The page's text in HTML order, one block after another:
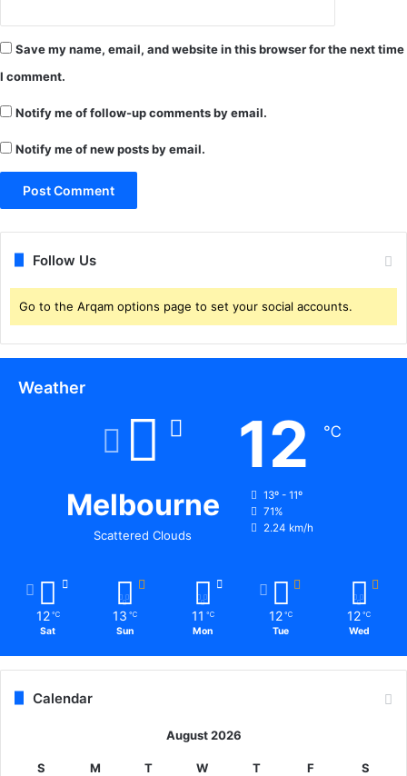
या
रो
ण
.
Save my name, email, and website in this browser for the next time
I comment.
Notify me of follow-up comments by email.
Notify me of new posts by email.
Follow Us
Go to the Arqam options page to set your social accounts.
Weather
Melbourne
Scattered Clouds
12 ℃
13º - 11º
71%
2.24 km/h
12 ℃
Sat
13 ℃
Sun
11 ℃
Mon
12 ℃
Tue
12 ℃
Wed
Calendar
August 2026
S M T W T F
S